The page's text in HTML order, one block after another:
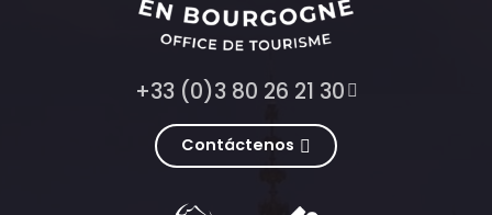
+33 (0)3 80 26 21 30
Contáctenos